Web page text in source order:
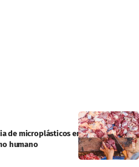
de microplásticos en ganado bovino,
humano